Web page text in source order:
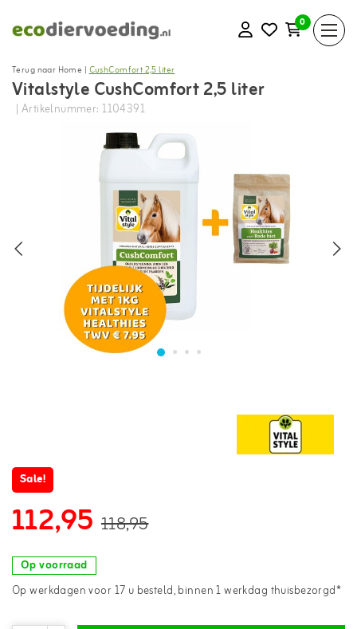
0
Terug naar Home |CushComfort 2,5 liter
Vitalstyle CushComfort 2,5 liter
| Artikelnummer: 1104391
Sale!
112,95 118,95
Op voorraad
Op werkdagen voor 17 u besteld, binnen 1 werkdag thuisbezorgd*